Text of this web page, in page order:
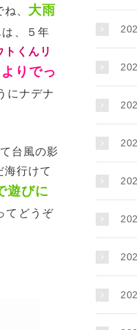
、 大雨
、５年
トくんリ
りでっ
にナデナ
台風の影
行けて
遊びに
てどうぞ